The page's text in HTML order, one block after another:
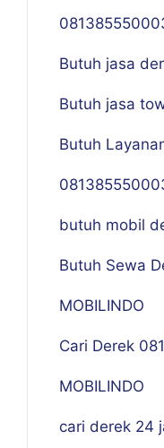
Butuh jasa
Butuh jasa
Butuh
butuh mobil
Butuh Sewa
MOBILINDO
Cari Derek
MOBILINDO
cari derek 24